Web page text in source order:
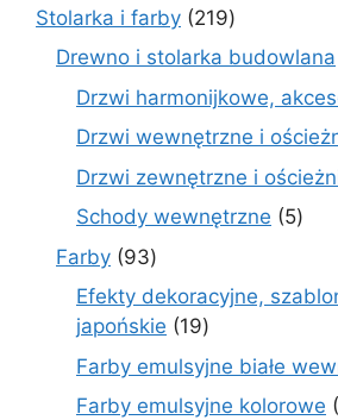
Stolarka i farby 219219
produktów
Drewno i stolarka budowlana
Drzwi harmonijkowe,
Drzwi wewnętrzne i
Drzwi zewnętrzne i
Schody wewnętrzne 55
Farby 9393
produkty
Efekty dekoracyjne,
japońskie
1919
produktów
Farby emulsyjne białe
Farby emulsyjne kolorowe